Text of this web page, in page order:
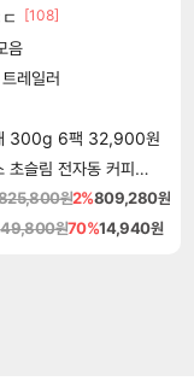
[108]
음
레일러
배 300g 6팩 32,900원
림 전자동 커피머신
원2%809,280원
49,800원70%14,940원